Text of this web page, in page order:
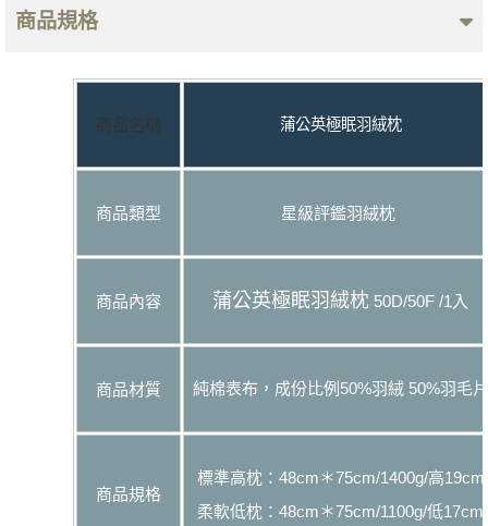
商品規格
商品名稱 蒲公英極眠羽絨枕
商品類型 星級評鑑羽絨枕
商品內容 蒲公英極眠羽絨枕 50D/50F /1入
商品材質 純棉表布，成份比例50%羽絨 50%羽毛片
商品規格
標準高枕：48cm＊75cm/1400g/高19cm
柔軟低枕：48cm＊75cm/1100g/低17cm